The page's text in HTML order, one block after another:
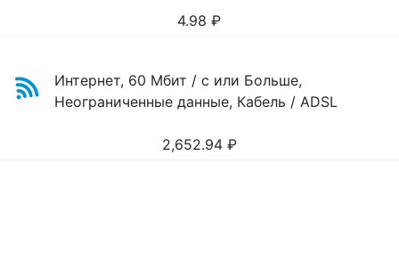
4.98 ₽
Интернет, 60 Мбит / с или Больше,
Неограниченные данные, Кабель / ADSL
2,652.94 ₽